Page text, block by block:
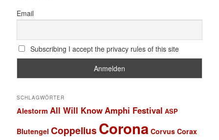
Email
Subscribing I accept the privacy rules of this site
SCHLAGWÖRTER
Alestorm All Will KnowAmphi Festival ASP
Blutengel Coppelius Corona Corvus Corax